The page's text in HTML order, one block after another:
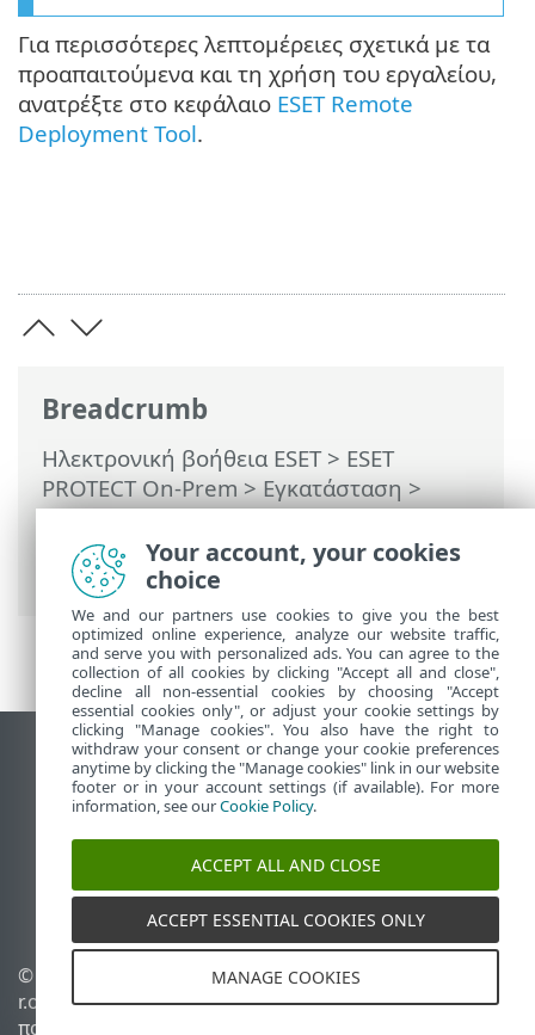
Breadcrumb
Ηλεκτρονική βοήθεια ESET> ESET
PROTECT On-Prem>Εγκατάσταση>
Εγκατάσταση στοιχείου στα Windows>
Εγκατάσταση φορέα – Windows > ESET
Remote Deployment Tool
Για περισσότερες λεπτομέρειες σχετικά με τα
προαπαιτούμενα και τη χρήση του εργαλείου,
ανατρέξτε στο κεφάλαιο ESET Remote
Deployment Tool.
Προβολή ιστότοπου επιφάνειας εργασίας
End of Life
Γνωσιακή βάση ESET
Ομάδα συζήτησης ESET
ESET Status Portal
Τοπική υποστήριξη
© 1992 - 2026 ESET, spol. s
r.o. - Με την επιφύλαξη
παντός δικαιώματος.
Διαχείριση cookies
Πολιτική cookie
Your account, your cookies
choice
We and our partners use cookies to give you the best
optimized online experience, analyze our website traffic,
and serve you with personalized ads. You can agree to the
collection of all cookies by clicking "Accept all and close",
decline all non-essential cookies by choosing "Accept
essential cookies only", or adjust your cookie settings by
clicking "Manage cookies". You also have the right to
withdraw your consent or change your cookie preferences
anytime by clicking the "Manage cookies" link in our website
footer or in your account settings (if available). For more
information, see ourCookie Policy.
ACCEPT ALL AND CLOSE
ACCEPT ESSENTIAL COOKIES ONLY
MANAGE COOKIES